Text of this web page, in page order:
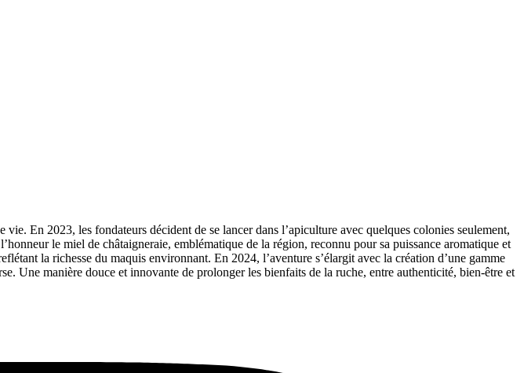
En 2023, les fondateurs décident de se lancer dans l’apiculture avec quelques colonies seulement,
le miel de châtaigneraie, emblématique de la région, reconnu pour sa puissance aromatique et
la richesse du maquis environnant. En 2024, l’aventure s’élargit avec la création d’une gamme
Une manière douce et innovante de prolonger les bienfaits de la ruche, entre authenticité, bien-être et